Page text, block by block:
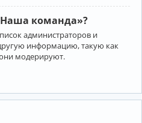
команда»?
администраторов и
информацию, такую как
модерируют.